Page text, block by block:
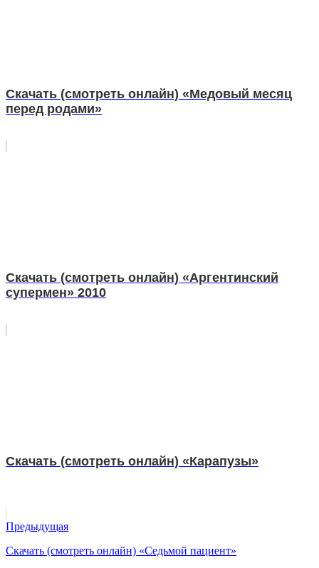
Скачать (смотреть онлайн) «Медовый месяц
перед родами»
Скачать (смотреть онлайн) «Аргентинский
супермен» 2010
Скачать (смотреть онлайн) «Карапузы»
Предыдущая
Скачать (смотреть онлайн) «Седьмой пациент»